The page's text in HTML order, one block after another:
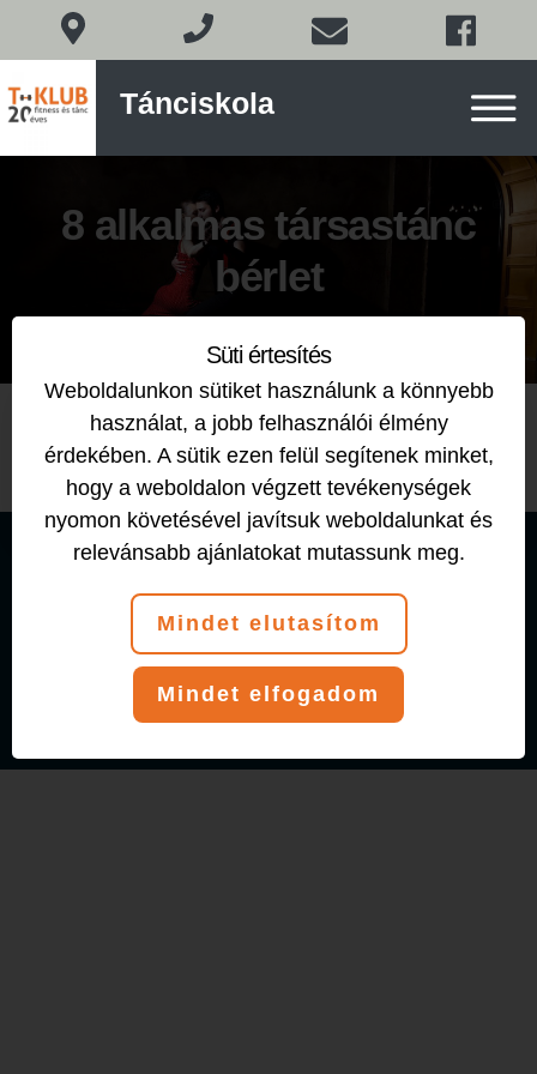
Budapesten
XI.
Tánciskola
8 alkalmas társastánc
bérlet
© 2026 T-Klub Fitness és Tánciskola
Adatkezelési tájékoztató
1112 Budapest, Dió u. 2.
+36 1 226 0756
Süti értesítés
Weboldalunkon sütiket használunk a könnyebb
használat, a jobb felhasználói élmény
érdekében. A sütik ezen felül segítenek minket,
hogy a weboldalon végzett tevékenységek
nyomon követésével javítsuk weboldalunkat és
relevánsabb ajánlatokat mutassunk meg.
Mindet elutasítom
Mindet elfogadom